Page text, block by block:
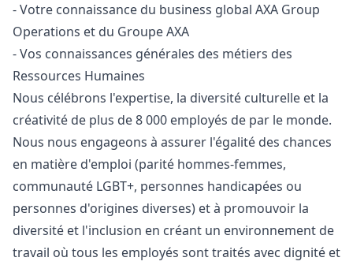
- Votre connaissance du business global AXA Group
Operations et du Groupe AXA
- Vos connaissances générales des métiers des
Ressources Humaines
Nous célébrons l'expertise, la diversité culturelle et la
créativité de plus de 8 000 employés de par le monde.
Nous nous engageons à assurer l'égalité des chances
en matière d'emploi (parité hommes-femmes,
communauté LGBT+, personnes handicapées ou
personnes d'origines diverses) et à promouvoir la
diversité et l'inclusion en créant un environnement de
travail où tous les employés sont traités avec dignité et